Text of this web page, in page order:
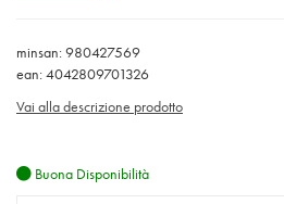
minsan: 980427569
ean: 4042809701326
Vai alla descrizione prodotto
Buona Disponibilità